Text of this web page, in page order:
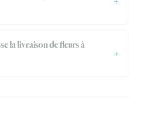
la livraison de fleurs à